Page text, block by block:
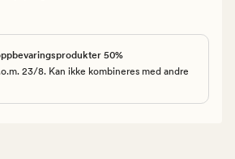
50%
23/8. Kan ikke kombineres med andre